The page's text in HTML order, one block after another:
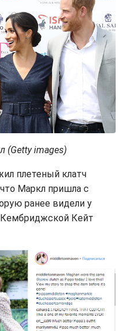
(Getty images)
плетеный клатч
Маркл пришла с
ранее видели у
Кейт